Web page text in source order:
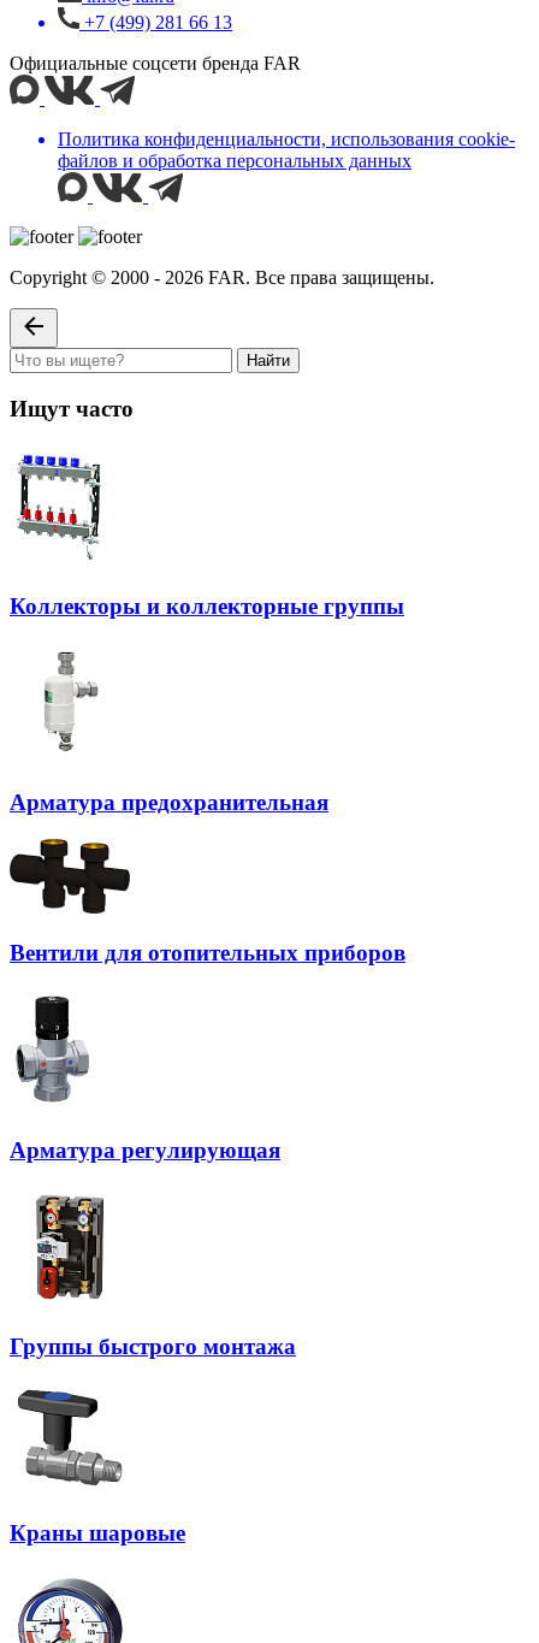
+7 (499) 281 66 13
Официальные соцсети бренда FAR
Политика конфиденциальности, использования сookie-
файлов и обработка персональных данных
Copyright © 2000 - 2026 FAR. Все права защищены.
Найти
Ищут часто
Коллекторы и коллекторные группы
Арматура предохранительная
Вентили для отопительных приборов
Арматура регулирующая
Группы быстрого монтажа
Краны шаровые